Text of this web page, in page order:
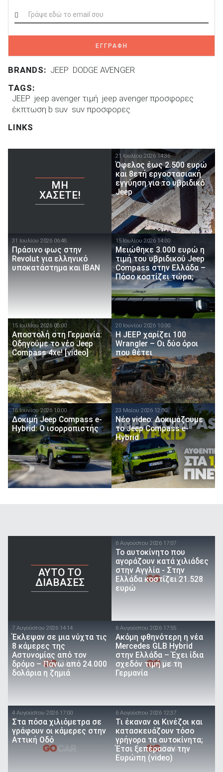
ΕΓΓΡΑΦΗ
BRANDS: JEEP DODGE AVENGER
TAGS:
JEEP jeep avenger τιμή jeep avenger προσφορες
έκπτωση b suv suv προσφορες
LINKS
ΜΗ
ΧΆΣΕΤΕ!
21 Ιουλίου 2026 14:36
Όφελος έως 2.500 ευρώ
και 8ετή εργοστασιακή
εγγύηση για το υβριδικό
Jeep
31 Ιουλίου 2026 06:48
Πράσινο φως στην
Revolut για ελληνικό
υποκατάστημα και IBAN
15 Ιουλίου 2026 14:00
Μειώθηκε 3.000 ευρώ η
τιμή του υβριδικού Jeep
Compass στην Ελλάδα –
Πόσο κοστίζει τώρα;
15 Ιουλίου 2026 08:00
Αποστολή στη Γερμανία:
Οδηγούμε το νέο Jeep
Compass 4xe! [video]
20 Ιουνίου 2026 10:00
H JEEP χαρίζει 100
Wrangler – Οι δύο όροι
που θέτει
18 Ιουνίου 2026 10:00
Δοκιμή Jeep Compass e-
Hybrid: O ισορροπιστής
23 Μαίου 2026 12:00
Νέο video: Δοκιμάζουμε
το Jeep Compass e-
Hybrid
AYTO TO
ΔΙΑΒΑΣΕΣ
6 Αυγούστου 2026 17:07
To αυτοκίνητο που
αγοράζουν κατά χιλιάδες
στην Αγγλία - Στην
Ελλάδα κοστίζει 21.528
ευρώ
7 Αυγούστου 2026 14:14
Έκλεψαν σε μια νύχτα τις
8 κάμερες της
Αστυνομίας από τον
δρόμο – Πάνω από 24.000
δολάρια η ζημιά
6 Αυγούστου 2026 17:55
Ακόμη φθηνότερη η νέα
Mercedes GLB Hybrid
στην Ελλάδα – Έχει ίδια
σχεδόν τιμή με τη
Γερμανία
4 Αυγούστου 2026 17:00
Στα πόσα χιλιόμετρα σε
γράφουν οι κάμερες στην
Αττική Οδό
6 Αυγούστου 2026 12:37
Τι έκαναν οι Κινέζοι και
κατασκευάζουν τόσο
γρήγορα τα αυτοκίνητα;
Έτσι ξεπέρασαν την
Ευρώπη (video)